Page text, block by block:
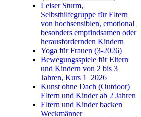
Leiser Sturm,
Selbsthilfegruppe für Eltern
von hochsensiblen, emotional
besonders empfindsamen oder
herausfordernden Kindern
Yoga für Frauen (3-2026)
Bewegungsspiele für Eltern
und Kindern von 2 bis 3
Jahren, Kurs 1_2026
Kunst ohne Dach (Outdoor)
Eltern und Kinder ab 2 Jahren
Eltern und Kinder backen
Weckmänner